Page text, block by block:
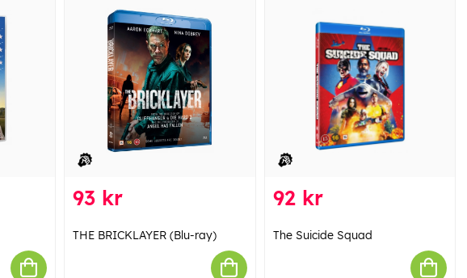
93 kr
THE BRICKLAYER (Blu-ray)
92 kr
The Suicide Squad